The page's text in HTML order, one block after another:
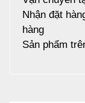
Nhận đặt
hàng
Sản phẩm